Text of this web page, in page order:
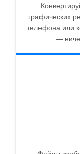
графических
телефона или
—